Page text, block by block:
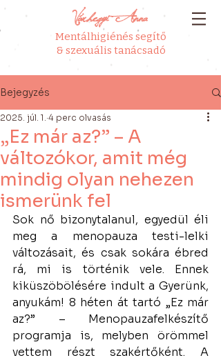
Várhegyi Anna
Mentálhigiénés segítő
& szexuális tanácsadó
Bejegyzés
„Ez már az?” – A
változókor, amit még
mindig olyan nehezen
ismerünk fel
2025. júl. 1. 4 perc olvasás
Sok nő bizonytalanul, egyedül éli
meg a menopauza testi-lelki
változásait, és csak sokára ébred
rá, mi is történik vele. Ennek
kiküszöbölésére indult a Gyerünk,
anyukám! 8 héten át tartó „Ez már
az?” – Menopauzafelkészítő
programja is, melyben örömmel
vettem részt szakértőként. A